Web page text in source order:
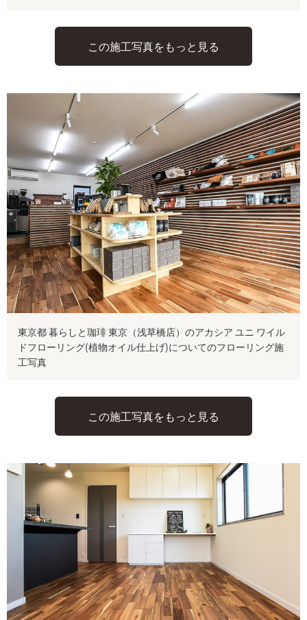
この施工写真をもっと見る
東京都 暮らしと珈琲 東京（浅草橋店）のアカシア ユニ ワイル
ドフローリング(植物オイル仕上げ)についてのフローリング施
工写真
この施工写真をもっと見る